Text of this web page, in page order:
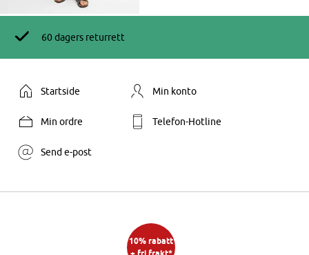
60 dagers returrett
Startside Min konto
Min ordre Telefon-Hotline
Send e-post
10% rabatt